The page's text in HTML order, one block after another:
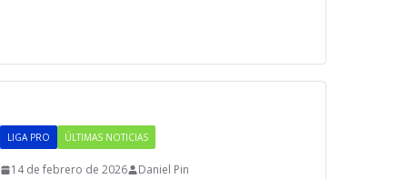
LIGA PRO ÚLTIMAS NOTICIAS
14 de febrero de 2026 Daniel Pin